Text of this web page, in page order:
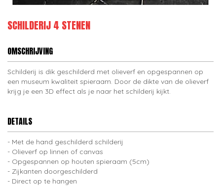
SCHILDERIJ 4 STENEN
OMSCHRIJVING
Schilderij is dik geschilderd met olieverf en opgespannen op
een museum kwaliteit spieraam. Door de dikte van de olieverf
krijg je een 3D effect als je naar het schilderij kijkt.
DETAILS
Met de hand geschilderd schilderij
Olieverf op linnen of canvas
Opgespannen op houten spieraam (5cm)
Zijkanten doorgeschilderd
Direct op te hangen